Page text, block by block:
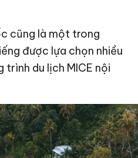
cũng là một trong
được lựa chọn nhiều
du lịch MICE nội